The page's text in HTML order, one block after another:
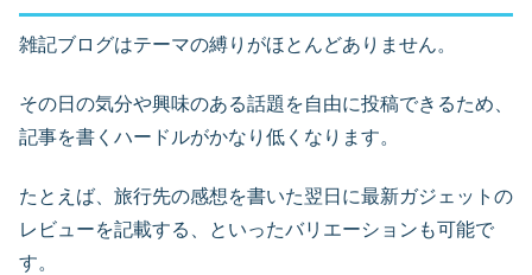
雑記ブログはテーマの縛りがほとんどありません。
その日の気分や興味のある話題を自由に投稿できるため、
記事を書くハードルがかなり低くなります。
たとえば、旅行先の感想を書いた翌日に最新ガジェットの
レビューを記載する、といったバリエーションも可能で
す。